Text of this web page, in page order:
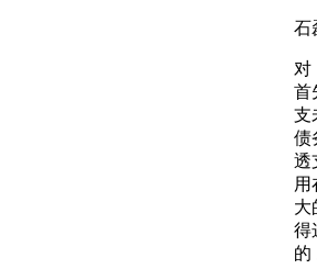
石
对
首
支
债
透
用
大
得
的